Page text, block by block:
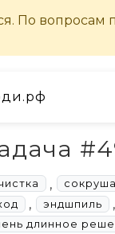
,
, эндшпиль ,
длинное